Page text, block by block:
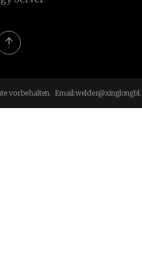
vorbehalten. Email: